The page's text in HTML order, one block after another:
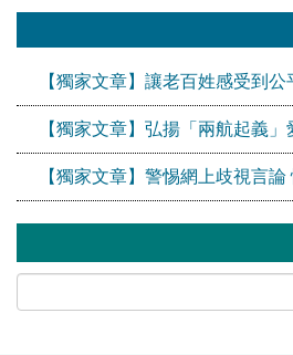
【獨家文章】讓老百姓感受到公
【獨家文章】弘揚「兩航起義」
【獨家文章】警惕網上歧視言